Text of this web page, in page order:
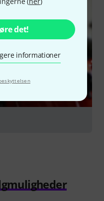
det!
informationer